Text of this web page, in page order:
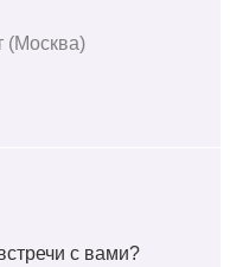
(Москва)
с вами?